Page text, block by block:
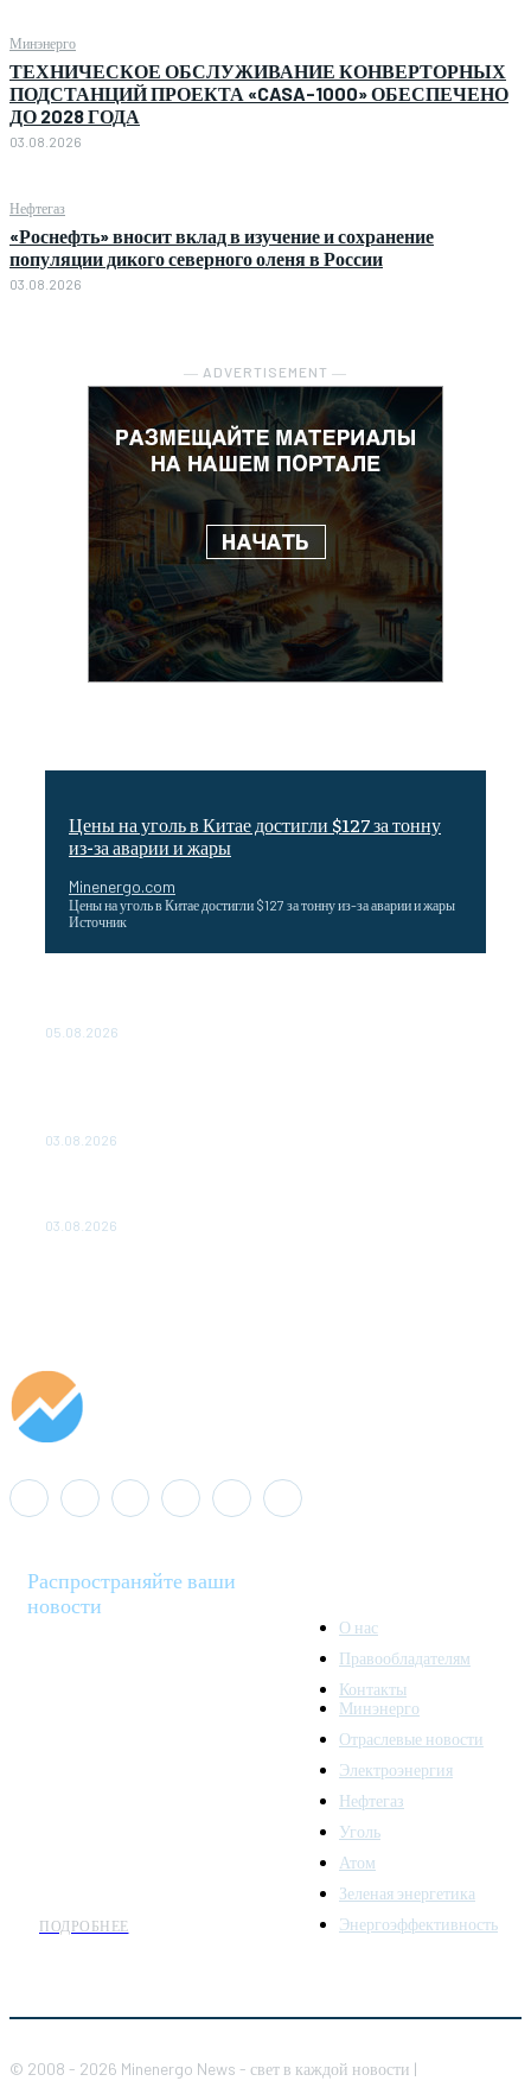
Минэнерго
ТЕХНИЧЕСКОЕ ОБСЛУЖИВАНИЕ КОНВЕРТОРНЫХ
ПОДСТАНЦИЙ ПРОЕКТА «CASA-1000» ОБЕСПЕЧЕНО
ДО 2028 ГОДА
03.08.2026
Нефтегаз
«Роснефть» вносит вклад в изучение и сохранение
популяции дикого северного оленя в России
03.08.2026
― ADVERTISEMENT ―
Цены на уголь в Китае достигли $127 за тонну
из-за аварии и жары
Minenergo.com
Цены на уголь в Китае достигли $127 за тонну из-за аварии и жары
Источник
05.08.2026
03.08.2026
03.08.2026
Распространяйте ваши
новости
ПОДРОБНЕЕ
О нас
Правообладателям
Контакты
Минэнерго
Отраслевые новости
Электроэнергия
Нефтегаз
Уголь
Атом
Зеленая энергетика
Энергоэффективность
© 2008 - 2026 Minenergo News - свет в каждой новости |